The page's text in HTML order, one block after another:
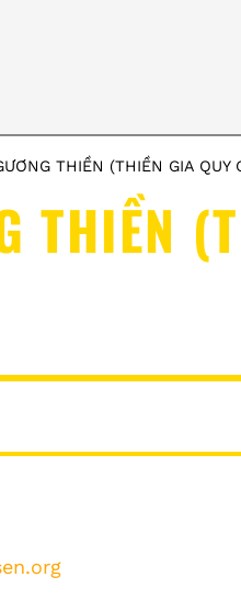
THIỀN (THIỀN GIA QUY
THIỀN